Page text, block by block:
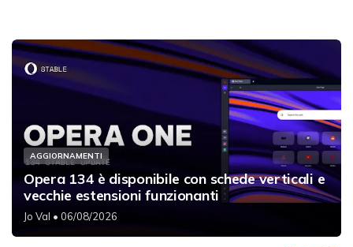
AGGIORNAMENTI
Opera 134 è disponibile con schede verticali e
vecchie estensioni funzionanti
Jo Val • 06/08/2026